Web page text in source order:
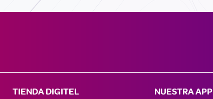
TIENDA DIGITEL NUESTRA APP